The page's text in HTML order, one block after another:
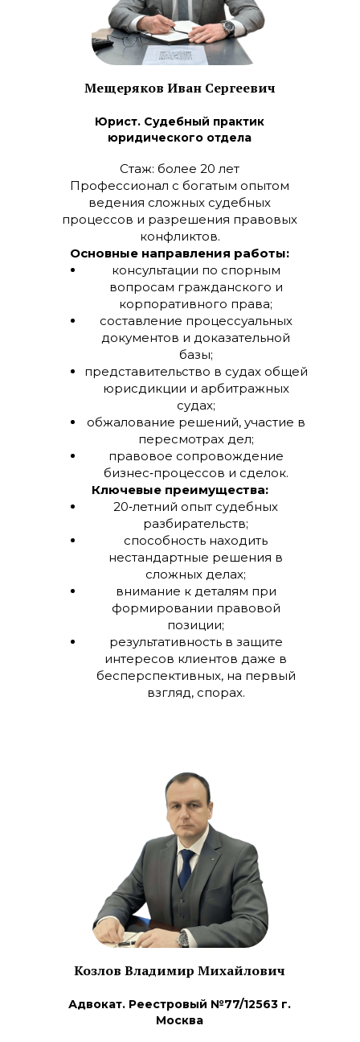
Мещеряков Иван Сергеевич
Юрист. Судебный практик
юридического отдела
Стаж: более 20 лет
Профессионал с богатым опытом
ведения сложных судебных
процессов и разрешения правовых
конфликтов.
Основные направления работы:
консультации по спорным
вопросам гражданского и
корпоративного права;
составление процессуальных
документов и доказательной
базы;
представительство в судах общей
юрисдикции и арбитражных
судах;
обжалование решений, участие в
пересмотрах дел;
правовое сопровождение
бизнес‑процессов и сделок.
Ключевые преимущества:
20‑летний опыт судебных
разбирательств;
способность находить
нестандартные решения в
сложных делах;
внимание к деталям при
формировании правовой
позиции;
результативность в защите
интересов клиентов даже в
бесперспективных, на первый
взгляд, спорах.
Козлов Владимир Михайлович
Адвокат. Реестровый №77/12563 г.
Москва